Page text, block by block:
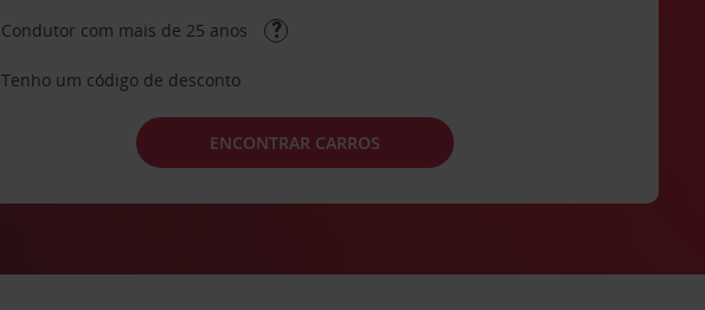
Condutor com mais de 25 anos
Tenho um código de desconto
ENCONTRAR CARROS